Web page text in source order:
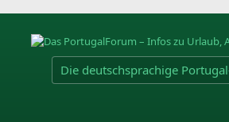
Die deutschsprachige